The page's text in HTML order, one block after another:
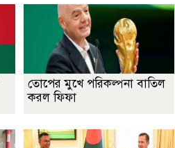
তোপের মুখে পরিকল্পনা বাতিল
করল ফিফা